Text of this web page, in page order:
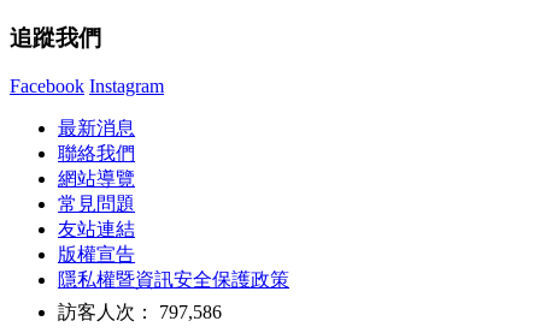
追蹤我們
Facebook Instagram
最新消息
聯絡我們
網站導覽
常見問題
友站連結
版權宣告
隱私權暨資訊安全保護政策
訪客人次： 797,586